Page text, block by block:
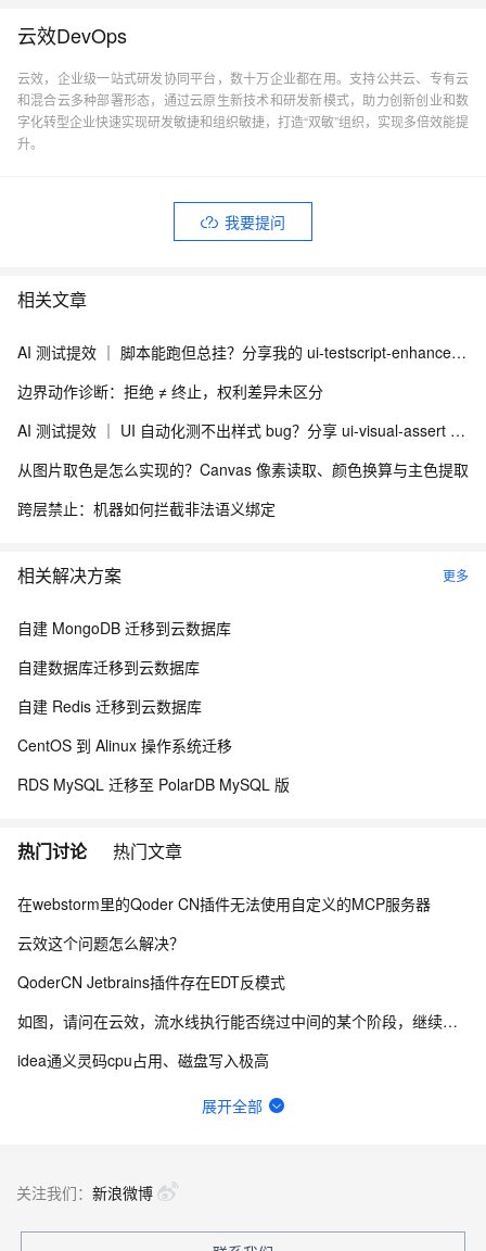
云效DevOps
云效，企业级一站式研发协同平台，数十万企业都在用。支持公共云、专有云
和混合云多种部署形态，通过云原生新技术和研发新模式，助力创新创业和数
字化转型企业快速实现研发敏捷和组织敏捷，打造“双敏”组织，实现多倍效能提
升。
我要提问
相关文章
AI 测试提效 ｜ 脚本能跑但总挂？分享我的 ui-testscript-enhancer + Skill UI 自动化健壮性增强方案
边界动作诊断：拒绝 ≠ 终止，权利差异未区分
AI 测试提效 ｜ UI 自动化测不出样式 bug？分享 ui-visual-assert + Skill 视觉断言与多浏览器适配方案
从图片取色是怎么实现的？Canvas 像素读取、颜色换算与主色提取
跨层禁止：机器如何拦截非法语义绑定
相关解决方案 更多
自建 MongoDB 迁移到云数据库
自建数据库迁移到云数据库
自建 Redis 迁移到云数据库
CentOS 到 Alinux 操作系统迁移
RDS MySQL 迁移至 PolarDB MySQL 版
热门讨论 热门文章
在webstorm里的Qoder CN插件无法使用自定义的MCP服务器
云效这个问题怎么解决？
QoderCN Jetbrains插件存在EDT反模式
如图，请问在云效，流水线执行能否绕过中间的某个阶段，继续向后执行？
idea通义灵码cpu占用、磁盘写入极高
宜搭自定义页面表格里面怎么显示序号，序号自动递增
展开全部
关注我们： 新浪微博